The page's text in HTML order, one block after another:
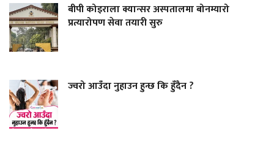
बीपी कोइराला क्यान्सर अस्पतालमा बोनम्यारो
प्रत्यारोपण सेवा तयारी सुरु
ज्वरो आउँदा नुहाउन हुन्छ कि हुँदैन ?